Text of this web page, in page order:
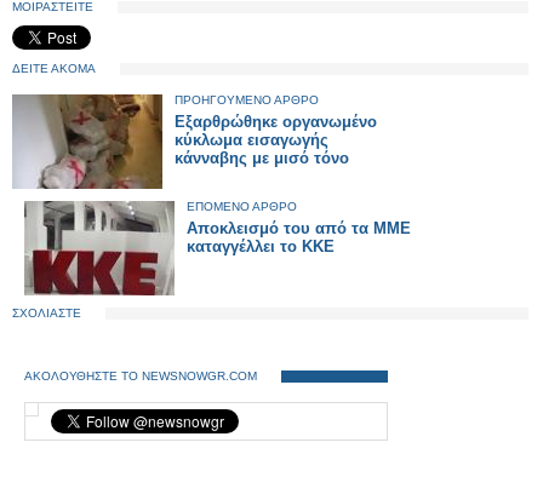
ΜΟΙΡΑΣΤΕΙΤΕ
ΔΕΙΤΕ ΑΚΟΜΑ
ΠΡΟΗΓΟΥΜΕΝΟ ΑΡΘΡΟ
Εξαρθρώθηκε οργανωμένο
κύκλωμα εισαγωγής
κάνναβης με μισό τόνο
ΕΠΟΜΕΝΟ ΑΡΘΡΟ
Αποκλεισμό του από τα ΜΜΕ
καταγγέλλει το ΚΚΕ
ΣΧΟΛΙΑΣΤΕ
ΑΚΟΛΟΥΘΗΣΤΕ ΤΟ NEWSNOWGR.COM